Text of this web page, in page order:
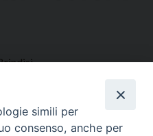
simili per
consenso, anche per